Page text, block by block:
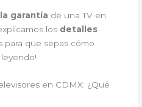
garantía de una TV en
los detalles
para que sepas cómo
en CDMX: ¿Qué